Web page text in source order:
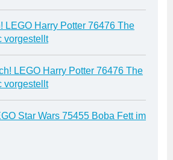
LEGO Harry Potter 76476 The
vorgestellt
LEGO Harry Potter 76476 The
vorgestellt
Star Wars 75455 Boba Fett im